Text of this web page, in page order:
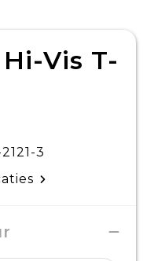
Vis T-
3